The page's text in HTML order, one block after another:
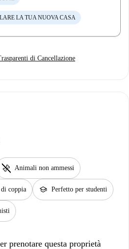
LA TUA NUOVA CASA
di Cancellazione
pet_supplies Animali non ammessi
coppia school Perfetto per studenti
prenotare questa proprietà